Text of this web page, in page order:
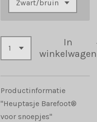
In
winkelwagen
Productinformatie
"Heuptasje Barefoot®
voor snoepjes"